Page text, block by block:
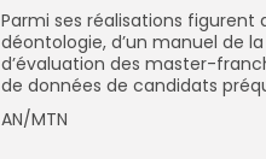
Parmi ses réalisations figurent
déontologie, d’un manuel de
d’évaluation des master-
de données de candidats
AN/MTN